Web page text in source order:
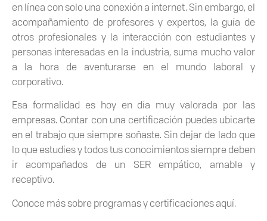
en línea con solo una conexión a internet. Sin embargo, el
acompañamiento de profesores y expertos, la guía de
otros profesionales y la interacción con estudiantes y
personas interesadas en la industria, suma mucho valor
a la hora de aventurarse en el mundo laboral y
corporativo.
Esa formalidad es hoy en día muy valorada por las
empresas. Contar con una certificación puedes ubicarte
en el trabajo que siempre soñaste. Sin dejar de lado que
lo que estudies y todos tus conocimientos siempre deben
ir acompañados de un SER empático, amable y
receptivo.
Conoce más sobre programas y certificaciones aquí.